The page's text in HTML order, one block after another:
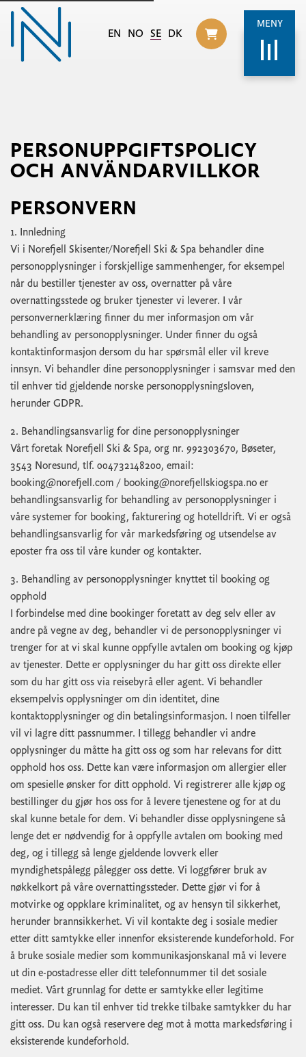
EN NO SE DK
Til
MENY
PERSONUPPGIFTSPOLICY
OCH ANVÄNDARVILLKOR
PERSONVERN
1. Innledning
Vi i Norefjell Skisenter/Norefjell Ski & Spa behandler dine
personopplysninger i forskjellige sammenhenger, for eksempel
når du bestiller tjenester av oss, overnatter på våre
overnattingsstede og bruker tjenester vi leverer. I vår
personvernerklæring finner du mer informasjon om vår
behandling av personopplysninger. Under finner du også
kontaktinformasjon dersom du har spørsmål eller vil kreve
innsyn. Vi behandler dine personopplysninger i samsvar med den
til enhver tid gjeldende norske personopplysningsloven,
herunder GDPR.
2. Behandlingsansvarlig for dine personopplysninger
Vårt foretak Norefjell Ski & Spa, org nr. 992303670, Bøseter,
3543 Noresund, tlf. 004732148200, email:
booking@norefjell.com / booking@norefjellskiogspa.no er
behandlingsansvarlig for behandling av personopplysninger i
våre systemer for booking, fakturering og hotelldrift. Vi er også
behandlingsansvarlig for vår markedsføring og utsendelse av
eposter fra oss til våre kunder og kontakter.
3. Behandling av personopplysninger knyttet til booking og
opphold
I forbindelse med dine bookinger foretatt av deg selv eller av
andre på vegne av deg, behandler vi de personopplysninger vi
trenger for at vi skal kunne oppfylle avtalen om booking og kjøp
av tjenester. Dette er opplysninger du har gitt oss direkte eller
som du har gitt oss via reisebyrå eller agent. Vi behandler
eksempelvis opplysninger om din identitet, dine
kontaktopplysninger og din betalingsinformasjon. I noen tilfeller
vil vi lagre ditt passnummer. I tillegg behandler vi andre
opplysninger du måtte ha gitt oss og som har relevans for ditt
opphold hos oss. Dette kan være informasjon om allergier eller
om spesielle ønsker for ditt opphold. Vi registrerer alle kjøp og
bestillinger du gjør hos oss for å levere tjenestene og for at du
skal kunne betale for dem. Vi behandler disse opplysningene så
lenge det er nødvendig for å oppfylle avtalen om booking med
deg, og i tillegg så lenge gjeldende lovverk eller
myndighetspålegg pålegger oss dette. Vi loggfører bruk av
nøkkelkort på våre overnattingssteder. Dette gjør vi for å
motvirke og oppklare kriminalitet, og av hensyn til sikkerhet,
herunder brannsikkerhet. Vi vil kontakte deg i sosiale medier
etter ditt samtykke eller innenfor eksisterende kundeforhold. For
å bruke sosiale medier som kommunikasjonskanal må vi levere
ut din e-postadresse eller ditt telefonnummer til det sosiale
mediet. Vårt grunnlag for dette er samtykke eller legitime
interesser. Du kan til enhver tid trekke tilbake samtykker du har
gitt oss. Du kan også reservere deg mot å motta markedsføring i
eksisterende kundeforhold.